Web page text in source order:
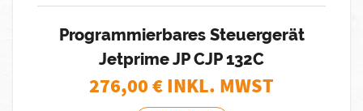
Programmierbares Steuergerät
Jetprime JP CJP 132C
276,00€ INKL. MWST